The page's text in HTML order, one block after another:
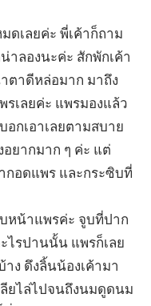
ดเลยค่ะ พี่เค้าก็ถาม
าลองนะค่ะ สักพักเค้า
ตาดีหล่อมาก มาถึง
เลยค่ะ แพรมองแล้ว
อกเอาเลยตามสบาย
อยากมาก ๆ ค่ะ แต่
กอดแพร และกระซิบที่
หน้าแพรค่ะ จูบที่ปาก
ไรปานนั้น แพรก็เลย
ง ดึงลิ้นน้องเค้ามา
ลียไล่ไปจนถึงนมดูดนม